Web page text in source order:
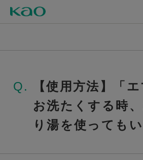
Q.
【使用方法】「
お洗たくする時
り湯を使っても